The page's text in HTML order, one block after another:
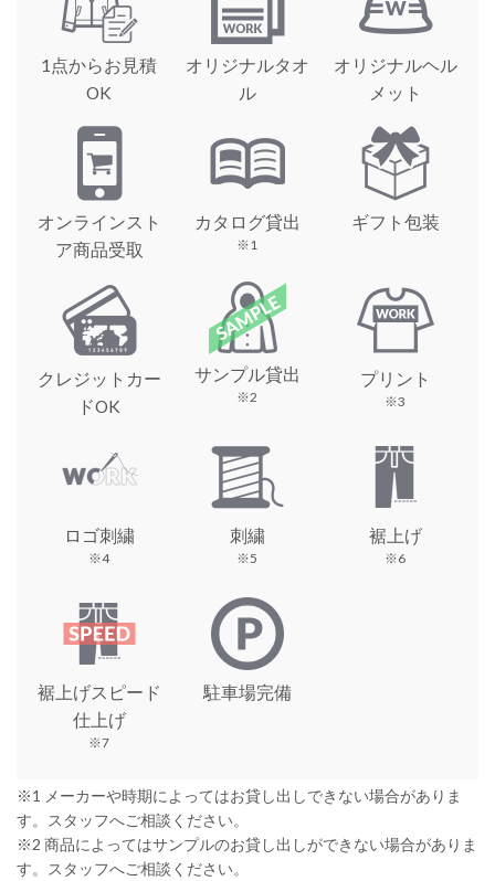
1点からお見積
OK
オリジナルタオ
ル
オリジナルヘル
メット
オンラインスト
ア商品受取
カタログ貸出
※1
ギフト包装
クレジットカー
ドOK
サンプル貸出
※2
プリント
※3
ロゴ刺繍
※4
刺繍
※5
裾上げ
※6
裾上げスピード
仕上げ
※7
駐車場完備
※1 メーカーや時期によってはお貸し出しできない場合がありま
す。スタッフへご相談ください。
※2 商品によってはサンプルのお貸し出しができない場合がありま
す。スタッフへご相談ください。